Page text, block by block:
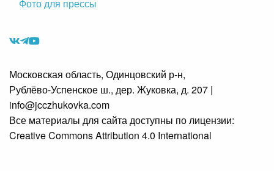
Фото для прессы
Московская область, Одинцовский р-н,
Рублёво-Успенское ш., дер. Жуковка, д. 207 |
info@jcczhukovka.com
Все материалы для сайта доступны по лицензии:
Creative Commons Attribution 4.0 International